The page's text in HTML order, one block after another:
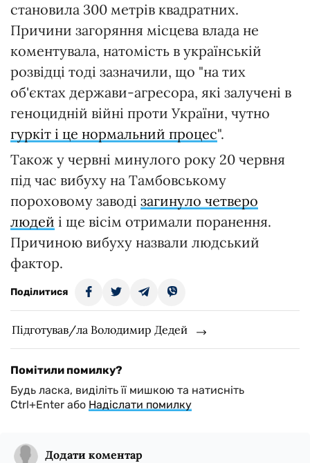
становила 300 метрів квадратних.
Причини загоряння місцева влада не
коментувала, натомість в українській
розвідці тоді зазначили, що "на тих
об'єктах держави-агресора, які залучені в
геноцидній війні проти України, чутно
гуркіт і це нормальний процес".
Також у червні минулого року 20 червня
під час вибуху на Тамбовському
пороховому заводі загинуло четверо
людей і ще вісім отримали поранення.
Причиною вибуху назвали людський
фактор.
Поділитися
Підготував/ла Володимир Дедей
Помітили помилку?
Будь ласка, виділіть її мишкою та натисніть
Ctrl+Enter або Надіслати помилку
Додати коментар